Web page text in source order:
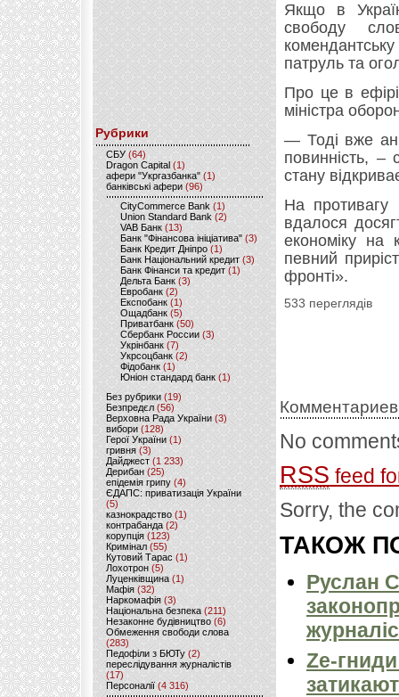
Рубрики
CБУ (64)
Dragon Capital (1)
афери "Укргазбанка" (1)
банківські афери (96)
CityCommerce Bank (1)
Union Standard Bank (2)
VAB Банк (13)
Банк "Фінансова ініціатива" (3)
Банк Кредит Дніпро (1)
Банк Національний кредит (3)
Банк Фінанси та кредит (1)
Дельта Банк (3)
Евробанк(2)
Експобанк (1)
Ощадбанк(5)
Приватбанк (50)
Сбербанк России (3)
Укрінбанк(7)
Укрсоцбанк (2)
Фідобанк (1)
Юніон стандард банк(1)
Без рубрики (19)
Безпредєл(56)
Верховна Рада України (3)
вибори(128)
Герої України(1)
гривня (3)
Дайджест (1 233)
Дерибан (25)
епідемія грипу (4)
ЄДАПС: приватизація України
(5)
казнокрадство (1)
контрабанда (2)
корупція (123)
Кримінал (55)
Кутовий Тарас (1)
Лохотрон(5)
Луценківщина (1)
Мафія (32)
Наркомафія (3)
Національна безпека (211)
Незаконне будівництво(6)
Обмеження свободи слова
(283)
Педофіли з БЮТу (2)
переслідування журналістів
(17)
Персоналії (4 316)
Якщо в
свободу
патруль та
Про це в
міністра
— Тоді вже ані
повинність, –
стану
На противагу
вдалося
економіку на
певний
фронті».
533 переглядів
No
RSS feed
Sorry, the
ТАКОЖ
Руслан
Ze-